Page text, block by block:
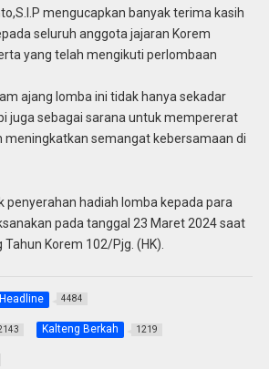
mengucapkan banyak terima kasih
seluruh anggota jajaran Korem
yang telah mengikuti perlombaan
ajang lomba ini tidak hanya sekadar
juga sebagai sarana untuk mempererat
meningkatkan semangat kebersamaan di
penyerahan hadiah lomba kepada para
pada tanggal 23 Maret 2024 saat
Korem 102/Pjg. (HK).
Headline 4484
Kalteng Berkah 1219